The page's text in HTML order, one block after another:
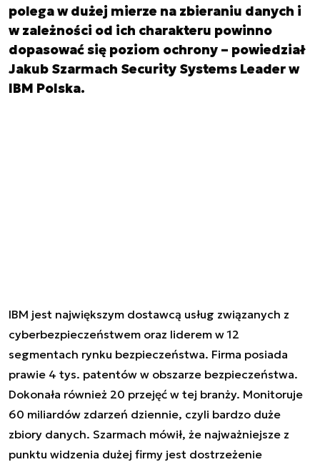
polega w dużej mierze na zbieraniu danych i
w zależności od ich charakteru powinno
dopasować się poziom ochrony – powiedział
Jakub Szarmach Security Systems Leader w
IBM Polska.
IBM jest największym dostawcą usług związanych z
cyberbezpieczeństwem oraz liderem w 12
segmentach rynku bezpieczeństwa. Firma posiada
prawie 4 tys. patentów w obszarze bezpieczeństwa.
Dokonała również 20 przejęć w tej branży. Monitoruje
60 miliardów zdarzeń dziennie, czyli bardzo duże
zbiory danych. Szarmach mówił, że najważniejsze z
punktu widzenia dużej firmy jest dostrzeżenie